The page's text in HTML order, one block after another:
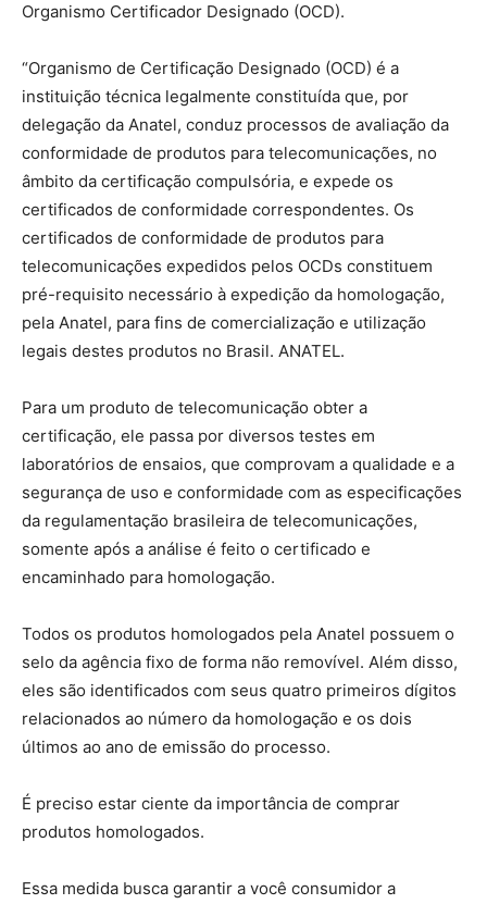
Organismo Certificador Designado (OCD).
“Organismo de Certificação Designado (OCD) é a
instituição técnica legalmente constituída que, por
delegação da Anatel, conduz processos de avaliação da
conformidade de produtos para telecomunicações, no
âmbito da certificação compulsória, e expede os
certificados de conformidade correspondentes. Os
certificados de conformidade de produtos para
telecomunicações expedidos pelos OCDs constituem
pré-requisito necessário à expedição da homologação,
pela Anatel, para fins de comercialização e utilização
legais destes produtos no Brasil. ANATEL.
Para um produto de telecomunicação obter a
certificação, ele passa por diversos testes em
laboratórios de ensaios, que comprovam a qualidade e a
segurança de uso e conformidade com as especificações
da regulamentação brasileira de telecomunicações,
somente após a análise é feito o certificado e
encaminhado para homologação.
Todos os produtos homologados pela Anatel possuem o
selo da agência fixo de forma não removível. Além disso,
eles são identificados com seus quatro primeiros dígitos
relacionados ao número da homologação e os dois
últimos ao ano de emissão do processo.
É preciso estar ciente da importância de comprar
produtos homologados.
Essa medida busca garantir a você consumidor a